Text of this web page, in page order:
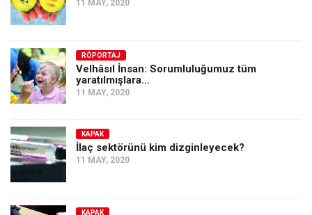
Amerika
Avustralya
Tarih
Düşünce
Dosyalar
11 MAY, 2020
RÖPORTAJ
Velhâsıl İnsan: Sorumluluğumuz tüm
yaratılmışlara…
11 MAY, 2020
KAPAK
İlaç sektörünü kim dizginleyecek?
11 MAY, 2020
KAPAK